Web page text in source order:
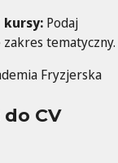
Podaj
tematyczny.
Fryzjerska
CV